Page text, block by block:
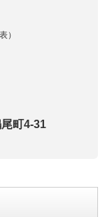
）
町4-31